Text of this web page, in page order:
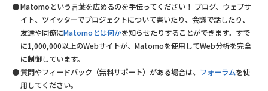
Matomoという言葉を広めるのを手伝ってください！ ブログ、ウェブサ
イト、ツイッターでプロジェクトについて書いたり、会議で話したり、
友達や同僚にMatomoとは何かを知らせたりすることができます。すで
に1,000,000以上のWebサイトが、Matomoを使用してWeb分析を完全
に制御しています。
質問やフィードバック（無料サポート）がある場合は、 フォーラムを使
用してください。